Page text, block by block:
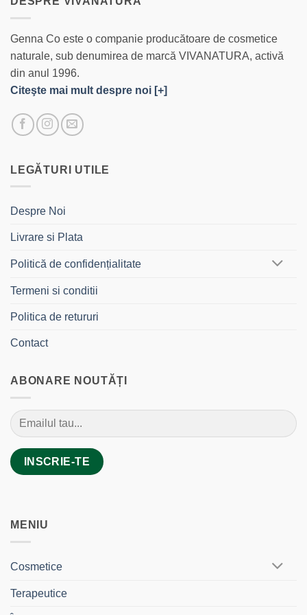
Genna Co este o companie producătoare de cosmetice
naturale, sub denumirea de marcă VIVANATURA, activă
din anul 1996.
Citeşte mai mult despre noi [+]
LEGĂTURI UTILE
Despre Noi
Livrare si Plata
Politică de confidențialitate
Termeni si conditii
Politica de retururi
Contact
ABONARE NOUTĂȚI
MENIU
Cosmetice
Terapeutice